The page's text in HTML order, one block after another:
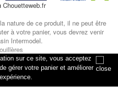
sur ce site, vous acceptez
gérer votre panier et améliorer
Chouetteweb.fr
nature de ce produit, il ne peut être
à votre panier, vous devrez venir
Intermodel.